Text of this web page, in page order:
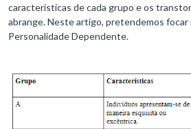
características de cada grupo e os
abrange. Neste artigo, pretendemos
Personalidade Dependente.